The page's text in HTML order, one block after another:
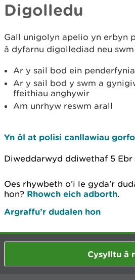
Digolledu
Gall unigolyn apelio yn erbyn
â dyfarnu digollediad neu
Ar y sail bod ein
Ar y sail bod y swm a
ffeithiau anghywir
Am unrhyw reswm arall
Yn ôl at polisi canllawiau
Diweddarwyd ddiwethaf 5 Ebr
Oes rhywbeth o’i le gyda’r
hon? Rhowch eich adborth.
Argraffu’r dudalen hon
Cysylltu â